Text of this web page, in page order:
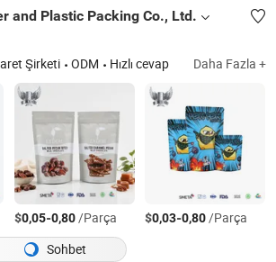
and Plastic Packing Co., Ltd.
Şirketi ODM Hızlı cevap Daha Fazla +
$0,05-0,80/Parça $0,03-0,80/Parça
Sohbet